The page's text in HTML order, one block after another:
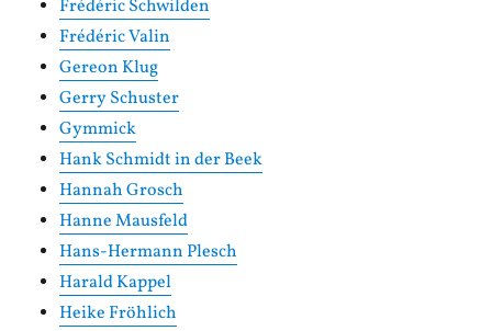
Frédéric Schwilden
Frédéric Valin
Gereon Klug
Gerry Schuster
Gymmick
Hank Schmidt in der Beek
Hannah Grosch
Hanne Mausfeld
Hans-Hermann Plesch
Harald Kappel
Heike Fröhlich